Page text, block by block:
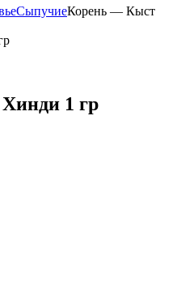
СыпучиеКорень — Кыст
1 гр